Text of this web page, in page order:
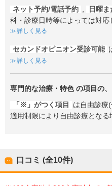
ネット予約/電話予約 日曜
科・診療日時等によっては対
詳しく見る
セカンドオピニオン受診可能
詳しく見る
専門的な治療・特色の項目の、
「※」がつく項目
は自由診療
適用制限により自由診療となる
口コミ (全10件)